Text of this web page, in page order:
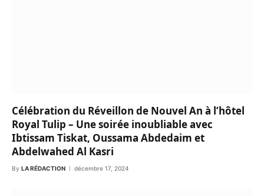
Célébration du Réveillon de Nouvel An à l’hôtel
Royal Tulip – Une soirée inoubliable avec
Ibtissam Tiskat, Oussama Abdedaim et
Abdelwahed Al Kasri
By LA RÉDACTION décembre 17, 2024